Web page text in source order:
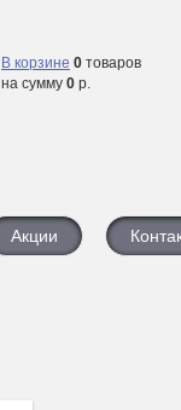
В корзине 0 товаров
на сумму 0 р.
Акции